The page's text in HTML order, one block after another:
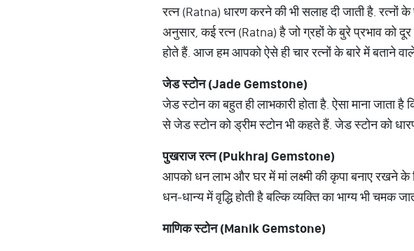
रत्न (Ratna) धारण करने की भी सलाह दी जाती है.
अनुसार, कई रत्न (Ratna) है जो ग्रहों के बुरे प्रभाव को
होते हैं. आज हम आपको ऐसे ही चार रत्नों के बारे में बताने
जेडस्टोन(Jade Gemstone)
जेड स्टोन का बहुत ही लाभकारी होता है. ऐसा माना
से जेड स्टोन को ड्रीम स्टोन भी कहते हैं. जेड स्टोन को
पुखराजरत्न(Pukhraj Gemstone)
आपको धन लाभ और घर में मां लक्ष्मी की कृपा बनाए रखने
धन-धान्य में वृद्धि होती है बल्कि व्यक्ति का भाग्य भी चमक
माणिकस्टोन(Manik Gemstone)